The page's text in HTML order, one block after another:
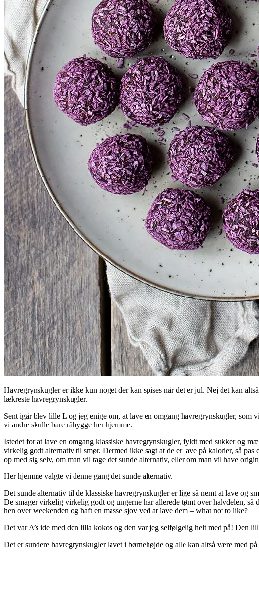
Havregrynskugler er ikke kun noget der kan spises når det er jul. Nej det kan
lækreste havregrynskugler.
Sent igår blev lille L og jeg enige om, at lave en omgang havregrynskugler, som
vi andre skulle bare råhygge her hjemme.
Istedet for at lave en omgang klassiske havregrynskugler, fyldt med sukker og
virkelig godt alternativ til smør. Dermed ikke sagt at de er lave på kalorier, så
op med sig selv, om man vil tage det sunde alternativ, eller om man vil have
Her hjemme valgte vi denne gang det sunde alternativ.
Det sunde alternativ til de klassiske havregrynskugler er lige så nemt at lave og
De smager virkelig virkelig godt og ungerne har allerede tømt over halvdelen,
hen over weekenden og haft en masse sjov ved at lave dem – what not to like?
Det var A’s ide med den lilla kokos og den var jeg selfølgelig helt med på! Den
Det er sundere havregrynskugler lavet i børnehøjde og alle kan altså være med